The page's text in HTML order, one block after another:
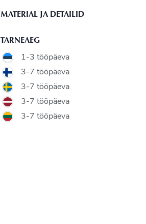
MATERIAL JA DETAILID
TARNEAEG
1-3 tööpäeva
3-7 tööpäeva
3-7 tööpäeva
3-7 tööpäeva
3-7 tööpäeva